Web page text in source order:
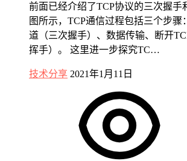
前面已经介绍了TCP协议的三次握手
图所示，TCP通信过程包括三个步骤
道（三次握手）、数据传输、断开
挥手）。 这里进一步探究TC…
技术分享 2021年1月11日